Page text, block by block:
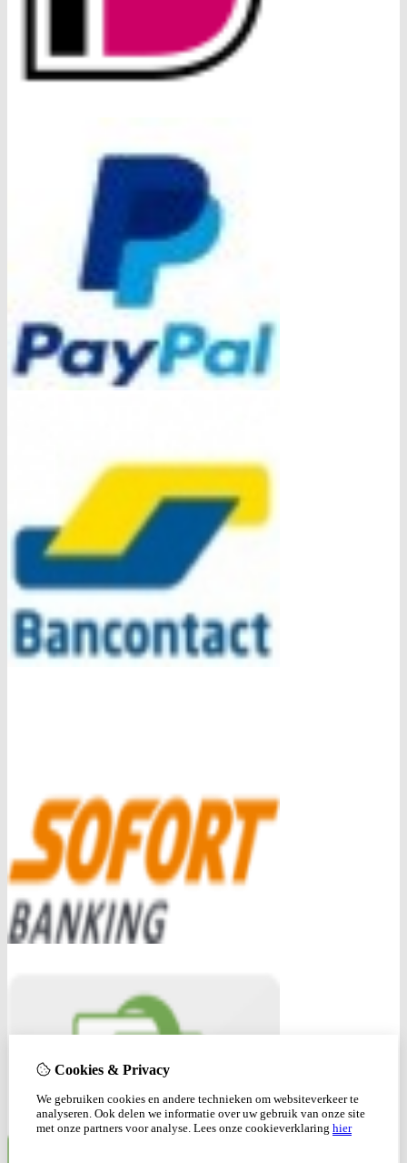
Cookies & Privacy
We gebruiken cookies en andere technieken om websiteverkeer te
analyseren. Ook delen we informatie over uw gebruik van onze site
met onze partners voor analyse. Lees onze cookieverklaring hier